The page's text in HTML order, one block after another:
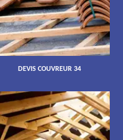
DEVIS COUVREUR 34